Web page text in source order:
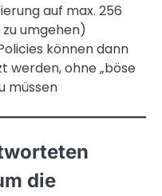
auf max. 256
umgehen)
können dann
werden, ohne „böse
müssen
die